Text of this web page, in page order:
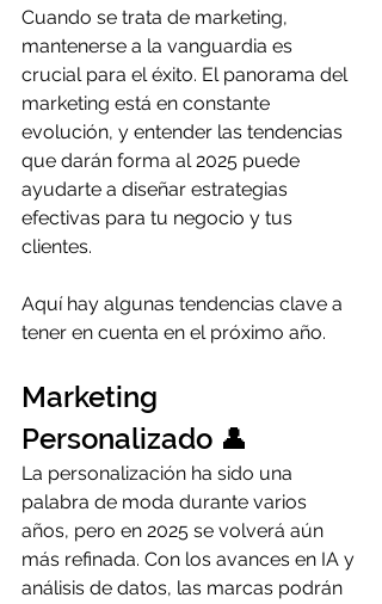
Cuando se trata de marketing,
mantenerse a la vanguardia es
crucial para el éxito. El panorama del
marketing está en constante
evolución, y entender las tendencias
que darán forma al 2025 puede
ayudarte a diseñar estrategias
efectivas para tu negocio y tus
clientes.
Aquí hay algunas tendencias clave a
tener en cuenta en el próximo año.
Marketing
Personalizado 👤
La personalización ha sido una
palabra de moda durante varios
años, pero en 2025 se volverá aún
más refinada. Con los avances en IA y
análisis de datos, las marcas podrán